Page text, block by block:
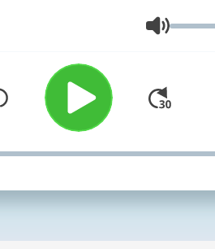
Menschheit: 15
historischen
und Erfindungen. Von
Washington bis Rosa
Luxemburg, vom
bis Breaking Bad.
Volum